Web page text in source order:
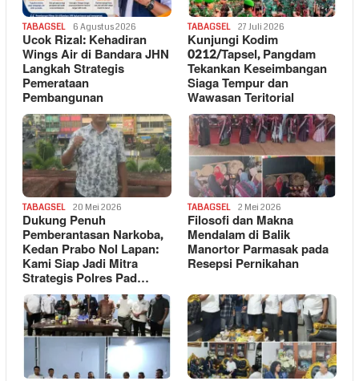
TABAGSEL 6 Agustus 2026
Ucok Rizal: Kehadiran
Wings Air di Bandara JHN
Langkah Strategis
Pemerataan
Pembangunan
TABAGSEL 27 Juli 2026
Kunjungi Kodim
0212/Tapsel, Pangdam
Tekankan Keseimbangan
Siaga Tempur dan
Wawasan Teritorial
TABAGSEL 20 Mei 2026
Dukung Penuh
Pemberantasan Narkoba,
Kedan Prabo Nol Lapan:
Kami Siap Jadi Mitra
Strategis Polres Pad…
TABAGSEL 2 Mei 2026
Filosofi dan Makna
Mendalam di Balik
Manortor Parmasak pada
Resepsi Pernikahan